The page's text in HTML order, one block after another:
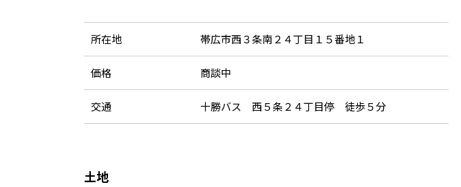
所在地 帯広市西３条南２４丁目１５番地１
価格
交通 十勝バス 西５条２４丁目停 徒歩５分
土地